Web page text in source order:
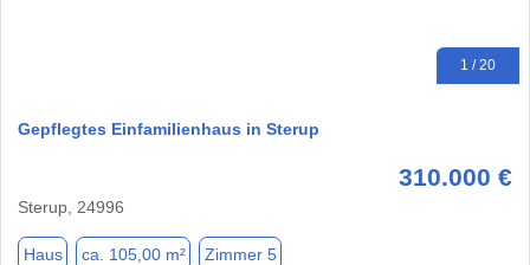
1 / 20
Gepflegtes Einfamilienhaus in Sterup
310.000 €
Sterup, 24996
Haus ca. 105,00 m² Zimmer 5